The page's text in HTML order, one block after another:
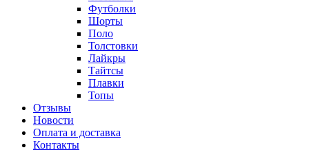
Футболки
Шорты
Поло
Толстовки
Лайкры
Тайтсы
Плавки
Топы
Отзывы
Новости
Оплата и доставка
Контакты